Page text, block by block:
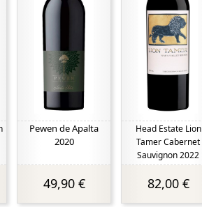
Pewen de Apalta
2020
49,90 €
Head Estate Lion
Tamer Cabernet
Sauvignon 2022
82,00 €